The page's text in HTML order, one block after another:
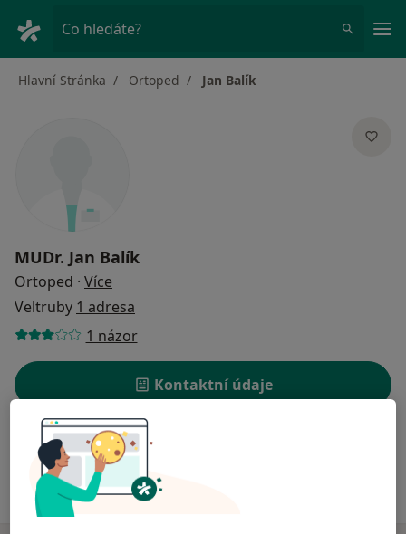
Co hledáte?
Hlavní Stránka Ortoped Jan Balík
MUDr. Jan Balík
Ortoped · Více
Veltruby 1 adresa
1 názor
Kontaktní údaje
Rezervovat termín
Ceník Adresy